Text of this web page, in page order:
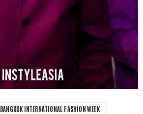
BANGKOK INTERNATIONAL FASHION WEEK